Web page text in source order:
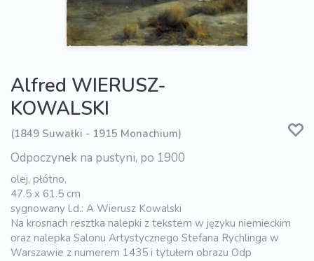
Alfred WIERUSZ-
KOWALSKI
(1849 Suwałki - 1915 Monachium)
Odpoczynek na pustyni, po 1900
olej, płótno,
47.5 x 61.5 cm
sygnowany l.d.: A Wierusz Kowalski
Na krosnach resztka nalepki z tekstem w języku niemieckim
oraz nalepka Salonu Artystycznego Stefana Rychlinga w
Warszawie z numerem 1435 i tytułem obrazu Odp